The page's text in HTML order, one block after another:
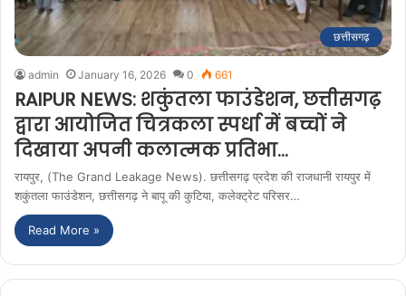
छत्तीसगढ़
admin January 16, 2026 0 661
RAIPUR NEWS: शकुंतला फाउंडेशन, छत्तीसगढ़
द्वारा आयोजित चित्रकला स्पर्धा में बच्चों ने
दिखाया अपनी कलात्मक प्रतिभा…
रायपुर, (The Grand Leakage News). छत्तीसगढ़ प्रदेश की राजधानी रायपुर में
शकुंतला फाउंडेशन, छत्तीसगढ़ ने बापू की कुटिया, कलेक्ट्रेट परिसर…
Read More »